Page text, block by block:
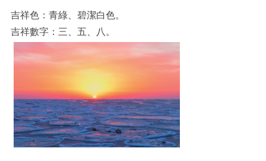
吉祥色：青綠、碧潔白色。
吉祥數字：三、五、八。